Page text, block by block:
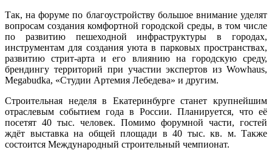
Так, на форуме по благоустройству большое внимание уделят
вопросам создания комфортной городской среды, в том числе
по развитию пешеходной инфраструктуры в городах,
инструментам для создания уюта в парковых пространствах,
развитию стрит-арта и его влиянию на городскую среду,
брендингу территорий при участии экспертов из Wowhaus,
Megabudka, «Студии Артемия Лебедева» и другим.
Строительная неделя в Екатеринбурге станет крупнейшим
отраслевым событием года в России. Планируется, что её
посетят 40 тыс. человек. Помимо форумной части, гостей
ждёт выставка на общей площади в 40 тыс. кв. м. Также
состоится Международный строительный чемпионат.